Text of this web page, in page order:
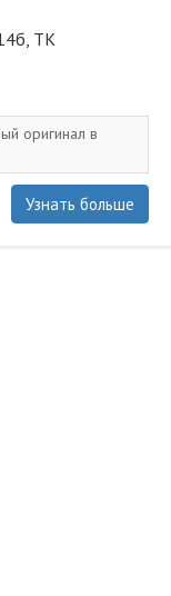
ТК
оригинал в
Узнать больше